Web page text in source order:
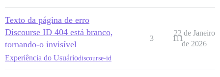
Texto da página de erro
Discourse ID 404 está branco,
tornando-o invisível
Experiência do Usuáriodiscourse-id
3 111
22 de Janeiro
de 2026